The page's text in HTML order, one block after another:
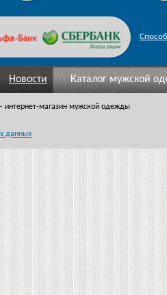
Новости Каталог мужской
интернет-магазин мужской одежды
данных